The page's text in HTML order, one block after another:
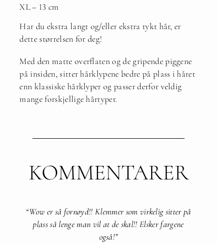
XL – 13 cm
Har du ekstra langt og/eller ekstra tykt hår, er
dette størrelsen for deg!
Med den matte overflaten og de gripende piggene
på insiden, sitter hårklypene bedre på plass i håret
enn klassiske hårklyper og passer derfor veldig
mange forskjellige hårtyper.
KOMMENTARER
“Wow er så fornøyd!! Klemmer som virkelig sitter på
plass så lenge man vil at de skal!! Elsker fargene
også!”​